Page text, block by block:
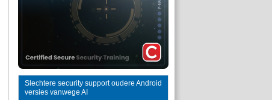
Slechtere security support oudere Android
versies vanwege AI